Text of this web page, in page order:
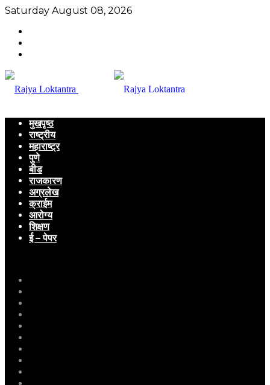
Saturday August 08, 2026
मुखपृष्ठ
राष्ट्रीय
महाराष्ट्र
पुणे
बीड
राजकारण
अग्रलेख
क्राईम
आरोग्य
शिक्षण
ई – पेपर